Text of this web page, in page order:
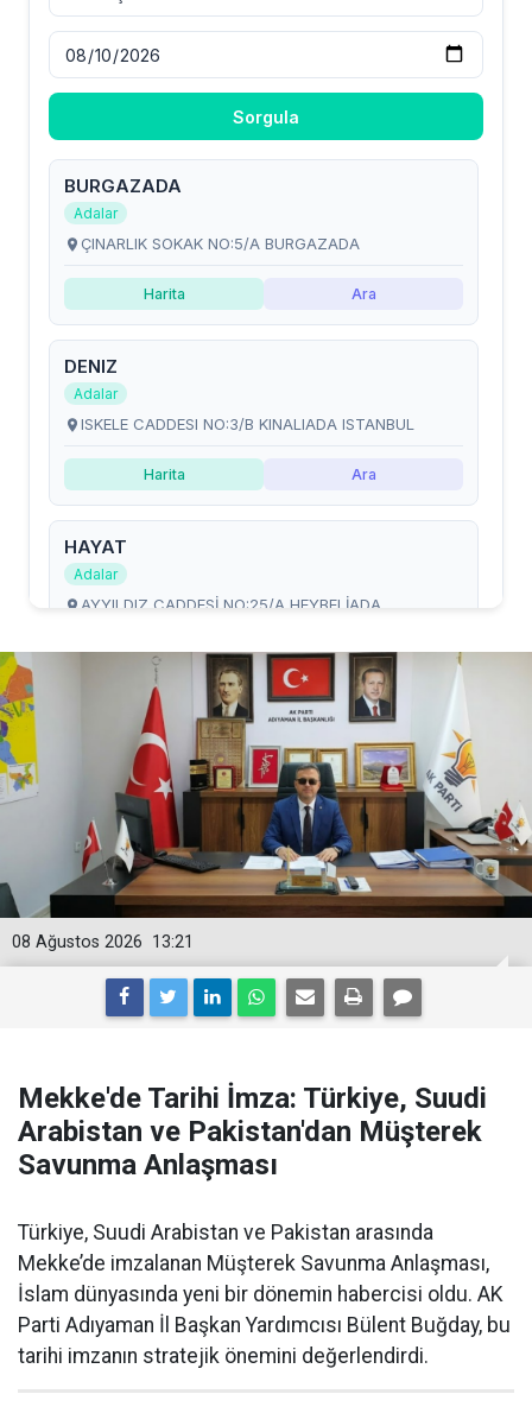
13:21
08 Ağustos 2026
Mekke'de Tarihi İmza: Türkiye, Suudi
Arabistan ve Pakistan'dan Müşterek
Savunma Anlaşması
Türkiye, Suudi Arabistan ve Pakistan arasında
Mekke’de imzalanan Müşterek Savunma Anlaşması,
İslam dünyasında yeni bir dönemin habercisi oldu. AK
Parti Adıyaman İl Başkan Yardımcısı Bülent Buğday, bu
tarihi imzanın stratejik önemini değerlendirdi.